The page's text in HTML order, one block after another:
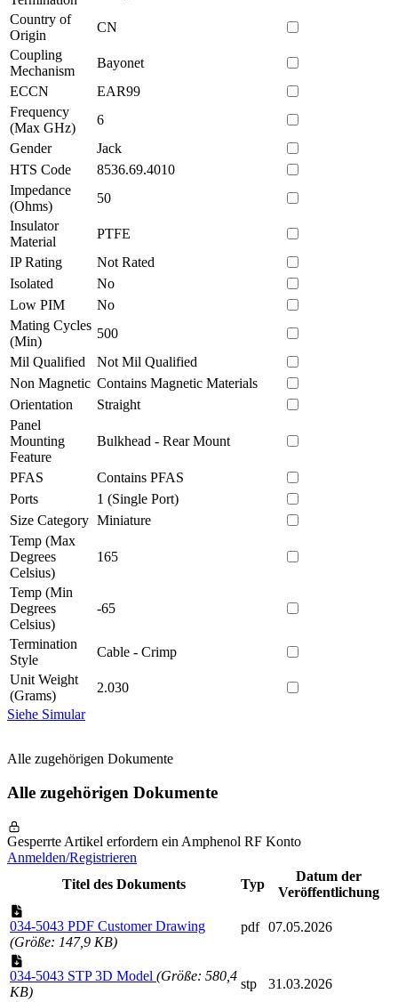
Country of
Origin
CN
Coupling
Mechanism
Bayonet
ECCN
EAR99
Frequency
(Max GHz)
6
Gender
Jack
HTS Code
8536.69.4010
Impedance
(Ohms)
50
Insulator
Material
PTFE
IP Rating
Not Rated
Isolated
No
Low PIM
No
Mating Cycles
(Min)
500
Mil Qualified
Not Mil Qualified
Non Magnetic Contains Magnetic Materials
Orientation
Straight
Panel
Mounting
Feature
Bulkhead - Rear Mount
PFAS
Contains PFAS
Ports
1 (Single Port)
Size Category Miniature
Temp (Max
Degrees
Celsius)
165
Temp (Min
Degrees
Celsius)
-65
Termination
Style
Cable - Crimp
Unit Weight
(Grams)
2.030
Siehe Simular
Alle zugehörigen Dokumente
Alle zugehörigen Dokumente
Gesperrte Artikel erfordern ein Amphenol RF Konto
Anmelden/Registrieren
Titel des Dokuments
Typ
Datum der
Veröffentlichung
034-5043 PDF Customer Drawing
(Größe: 147,9 KB)
pdf 07.05.2026
034-5043 STP 3D Model (Größe: 580,4
KB)
stp 31.03.2026